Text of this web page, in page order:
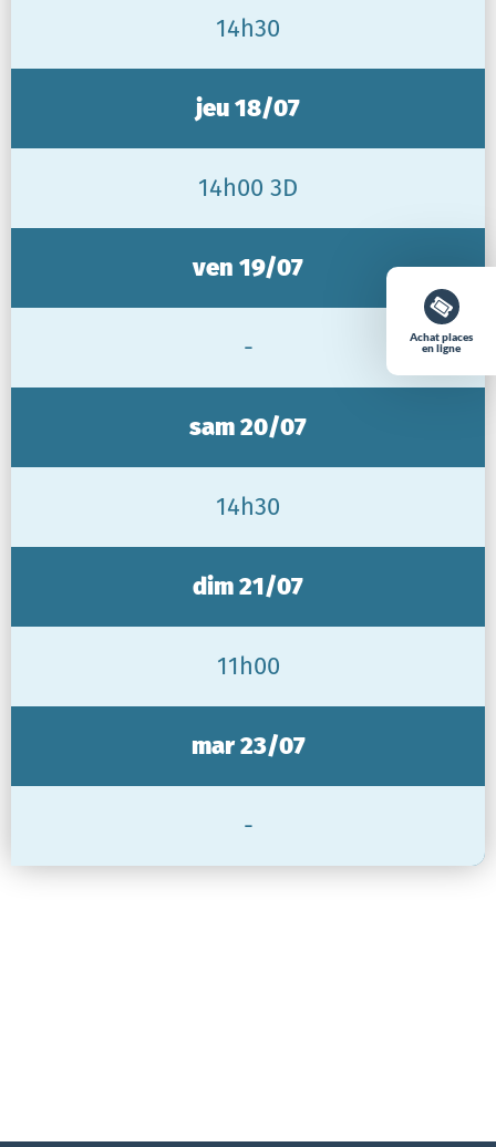
Achat places
en ligne
14h30
jeu 18/07
14h00 3D
ven 19/07
-
sam 20/07
14h30
dim 21/07
11h00
mar 23/07
-